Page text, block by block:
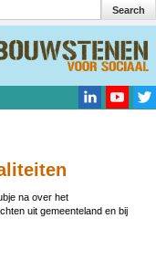
na over het
uit gemeenteland en bij